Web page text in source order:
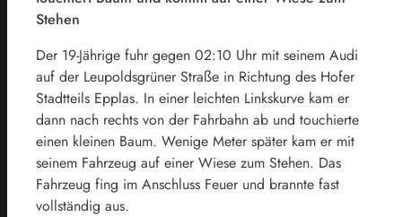
Stehen
Der 19-Jährige fuhr gegen 02:10 Uhr mit seinem Audi
auf der Leupoldsgrüner Straße in Richtung des Hofer
Stadtteils Epplas. In einer leichten Linkskurve kam er
dann nach rechts von der Fahrbahn ab und touchierte
einen kleinen Baum. Wenige Meter später kam er mit
seinem Fahrzeug auf einer Wiese zum Stehen. Das
Fahrzeug fing im Anschluss Feuer und brannte fast
vollständig aus.